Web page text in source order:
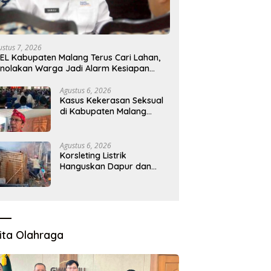
300 Akademisi
ICODES 2026,
Riset Global
LIRA Desak Pemerintah
Kembalikan Program MBG ke
7, 2026
Kabupaten Malang Terus Cari Lahan,
Warga Jadi Alarm Kesiapan
Agustus 6, 2026
Kasus Kekerasan Seksual
di Kabupaten Malang
Agustus 6, 2026
Korsleting Listrik
Hanguskan Dapur dan
Olahraga